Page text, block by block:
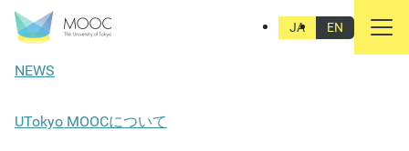
JA EN
Assets
NEWS
UTokyo MOOCについて